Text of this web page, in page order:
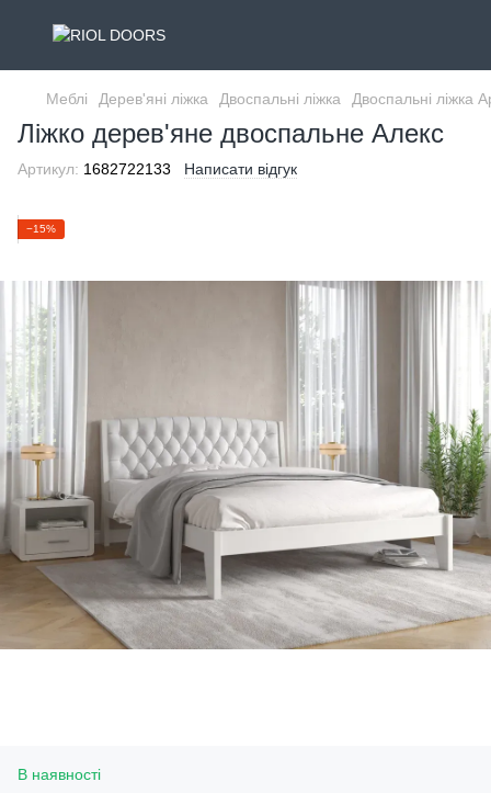
Меблі Дерев'яні ліжка Двоспальні ліжка Двоспальні ліжка
Ліжко дерев'яне двоспальне Алекс
Артикул: 1682722133 Написати відгук
−15%
В наявності